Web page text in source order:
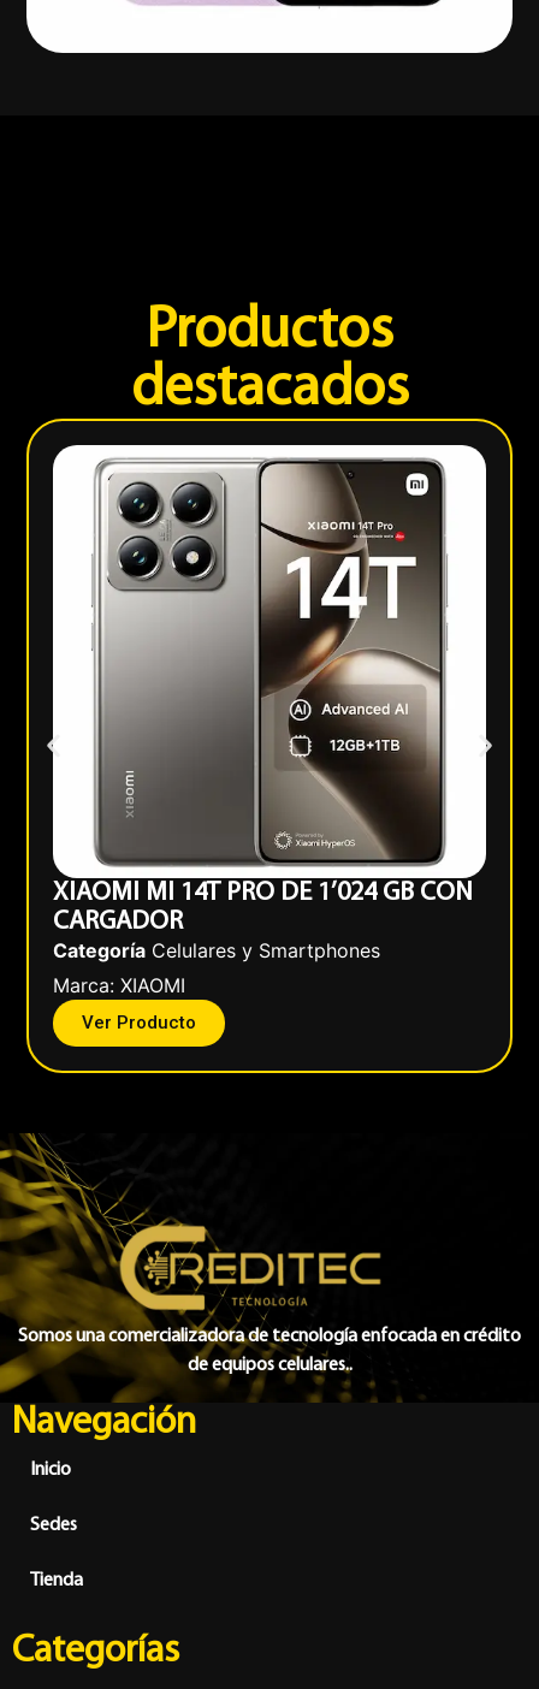
Productos
destacados
XIAOMI MI 14T PRO DE 1’024 GB CON
CARGADOR
Categoría Celulares y Smartphones
Marca:XIAOMI
Ver Producto
Somos una comercializadora de tecnología enfocada en crédito
de equipos celulares..
Navegación
Inicio
Sedes
Tienda
Categorías